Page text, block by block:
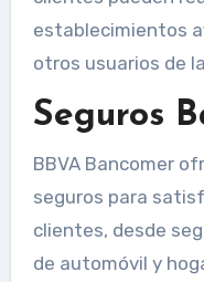
establecimientos
otros usuarios de
Seguros
BBVA Bancomer
seguros para
clientes, desde
de automóvil y